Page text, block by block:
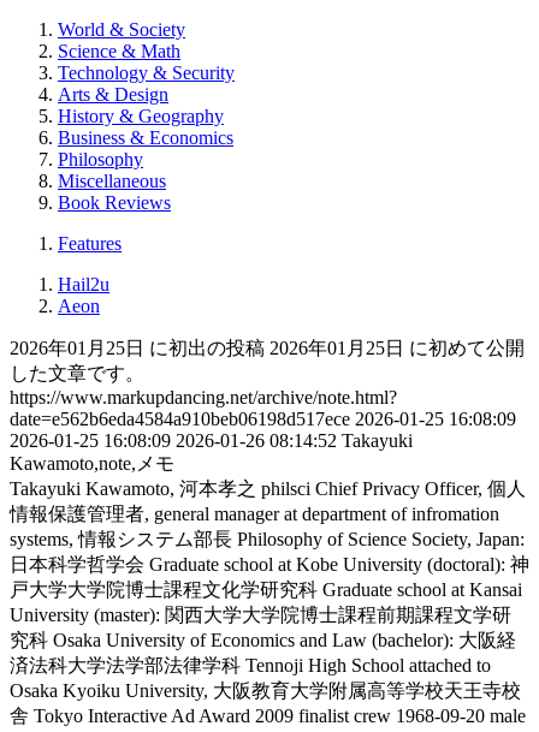
World & Society
Science & Math
Technology & Security
Arts & Design
History & Geography
Business & Economics
Philosophy
Miscellaneous
Book Reviews
Features
Hail2u
Aeon
2026年01月25日 に初出の投稿 2026年01月25日 に初めて公開
した文章です。
https://www.markupdancing.net/archive/note.html?
date=e562b6eda4584a910beb06198d517ece 2026-01-25 16:08:09
2026-01-25 16:08:09 2026-01-26 08:14:52 Takayuki
Kawamoto,note,メモ
Takayuki Kawamoto, 河本孝之 philsci Chief Privacy Officer, 個人
情報保護管理者, general manager at department of infromation
systems, 情報システム部長 Philosophy of Science Society, Japan:
日本科学哲学会 Graduate school at Kobe University (doctoral): 神
戸大学大学院博士課程文化学研究科 Graduate school at Kansai
University (master): 関西大学大学院博士課程前期課程文学研
究科 Osaka University of Economics and Law (bachelor): 大阪経
済法科大学法学部法律学科 Tennoji High School attached to
Osaka Kyoiku University, 大阪教育大学附属高等学校天王寺校
舎 Tokyo Interactive Ad Award 2009 finalist crew 1968-09-20 male